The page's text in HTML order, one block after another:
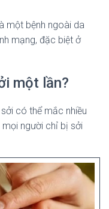
một bệnh ngoài da
mạng, đặc biệt ở
một lần?
có thể mắc nhiều
mọi người chỉ bị sởi